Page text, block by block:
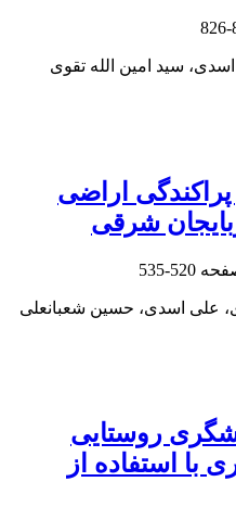
سید امین الله تقوی
اراضی
شرقی
520-535
علی اسدی، حسین شعبانعلی
روستایی
با استفاده از